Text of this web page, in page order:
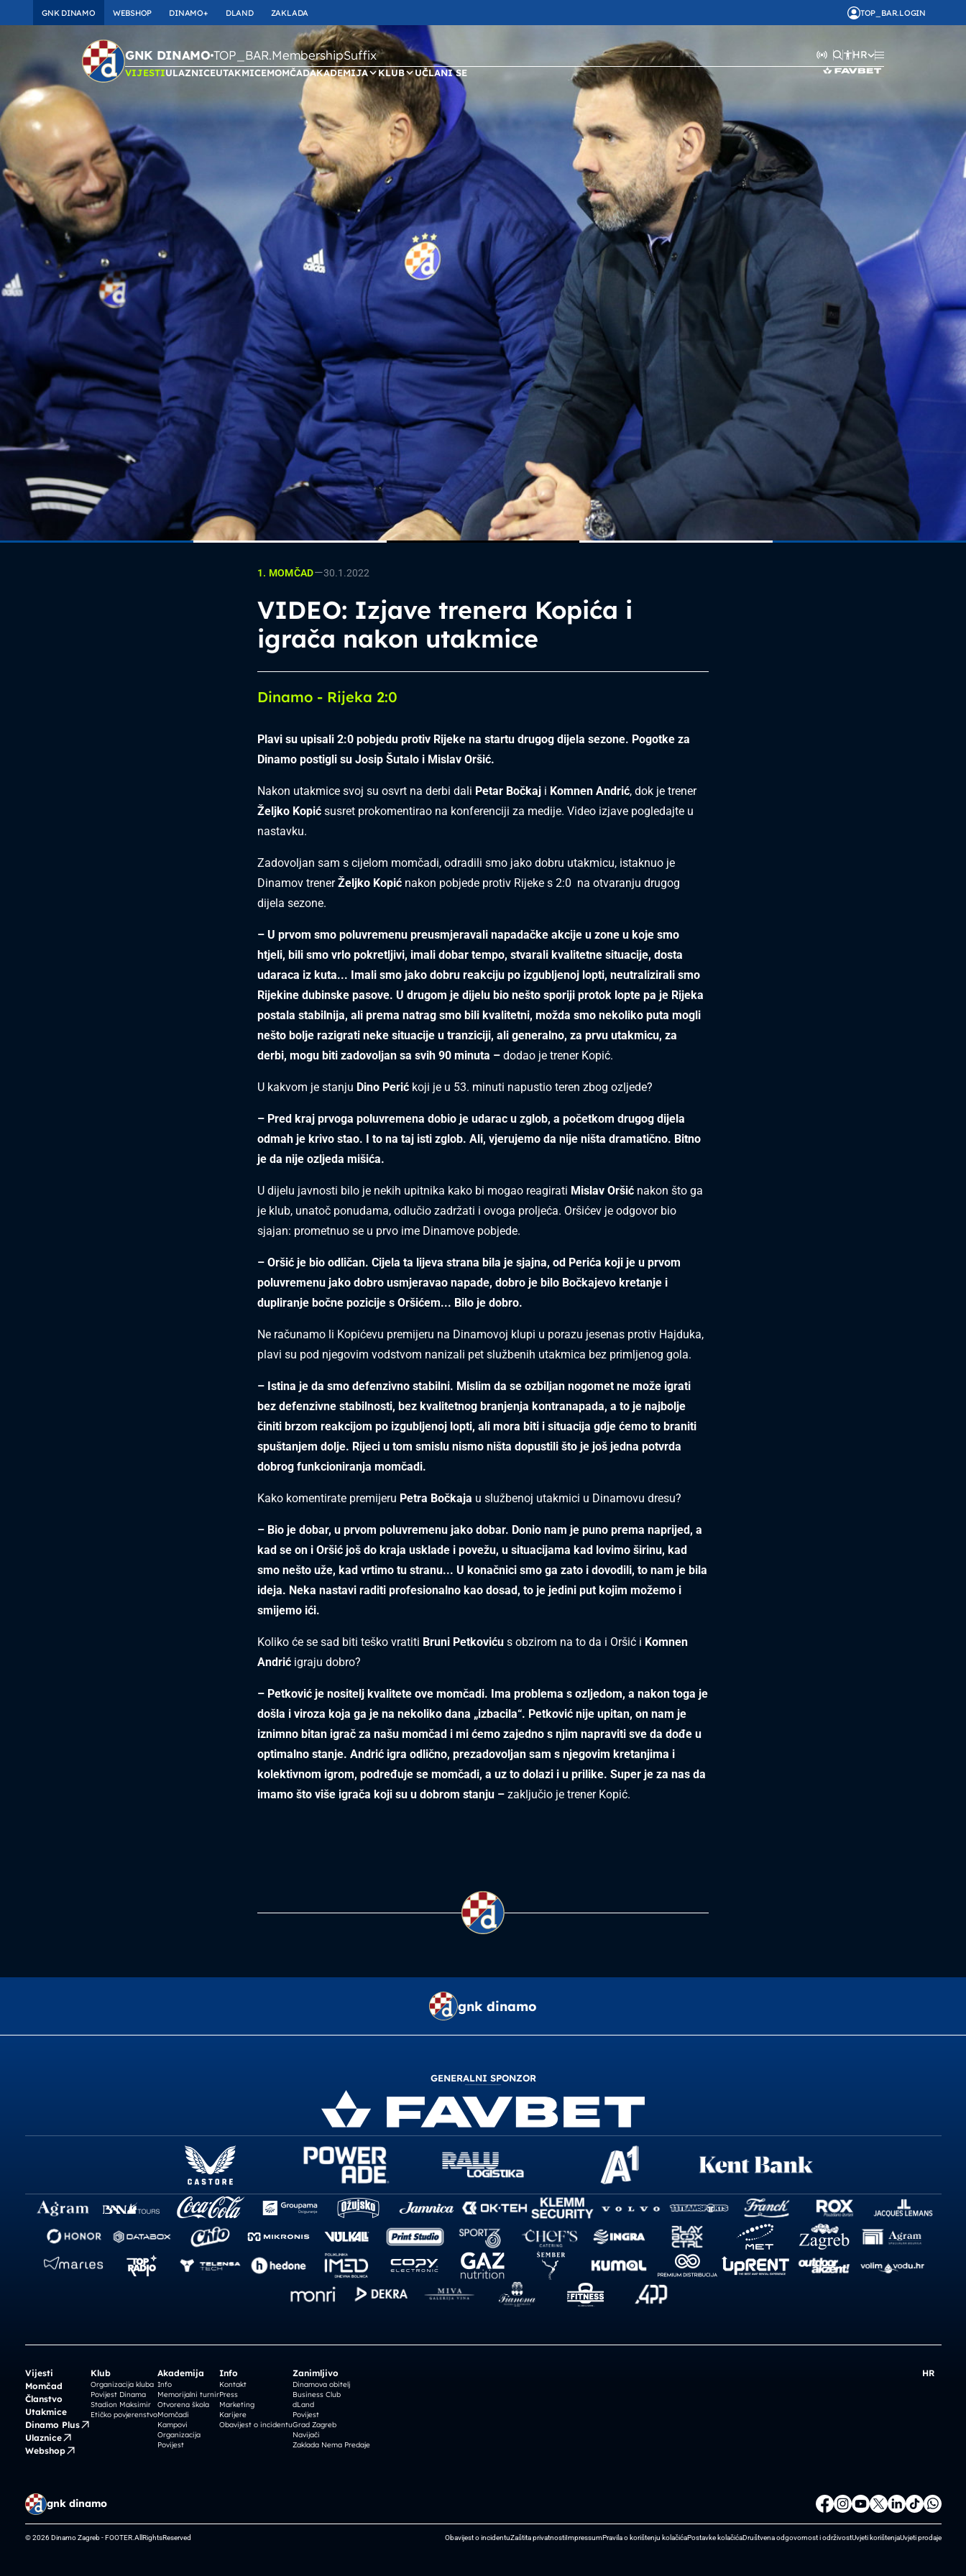
GNK DINAMO WEBSHOP DINAMO+ DLAND ZAKLADA TOP_BAR.LOGIN
GNK DINAMO TOP_BAR.MembershipSuffix HR
VIJESTIULAZNICEUTAKMICEMOMČADAKADEMIJA KLUB UČLANI SE
1. MOMČAD—30.1.2022
VIDEO: Izjave trenera Kopića i
igrača nakon utakmice
Dinamo - Rijeka 2:0
Plavi su upisali 2:0 pobjedu protiv Rijeke na startu drugog dijela sezone. Pogotke za
Dinamo postigli su Josip Šutalo i Mislav Oršić.
Nakon utakmice svoj su osvrt na derbi dali Petar Bočkaj i Komnen Andrić, dok je trener
Željko Kopić susret prokomentirao na konferenciji za medije. Video izjave pogledajte u
nastavku.
Zadovoljan sam s cijelom momčadi, odradili smo jako dobru utakmicu, istaknuo je
Dinamov trenerŽeljko Kopić nakon pobjede protiv Rijeke s 2:0 na otvaranju drugog
dijela sezone.
– U prvom smo poluvremenu preusmjeravali napadačke akcije u zone u koje smo
htjeli, bili smo vrlo pokretljivi, imali dobar tempo, stvarali kvalitetne situacije, dosta
udaraca iz kuta... Imali smo jako dobru reakciju po izgubljenoj lopti, neutralizirali smo
Rijekine dubinske pasove. U drugom je dijelu bio nešto sporiji protok lopte pa je Rijeka
postala stabilnija, ali prema natrag smo bili kvalitetni, možda smo nekoliko puta mogli
nešto bolje razigrati neke situacije u tranziciji, ali generalno, za prvu utakmicu, za
derbi, mogu biti zadovoljan sa svih 90 minuta – dodao je trener Kopić.
U kakvom je stanju Dino Perić koji je u 53. minuti napustio teren zbog ozljede?
– Pred kraj prvoga poluvremena dobio je udarac u zglob, a početkom drugog dijela
odmah je krivo stao. I to na taj isti zglob. Ali, vjerujemo da nije ništa dramatično. Bitno
je da nije ozljeda mišića.
U dijelu javnosti bilo je nekih upitnika kako bi mogao reagirati Mislav Oršić nakon što ga
je klub, unatoč ponudama, odlučio zadržati i ovoga proljeća. Oršićev je odgovor bio
sjajan: prometnuo se u prvo ime Dinamove pobjede.
– Oršić je bio odličan. Cijela ta lijeva strana bila je sjajna, od Perića koji je u prvom
poluvremenu jako dobro usmjeravao napade, dobro je bilo Bočkajevo kretanje i
dupliranje bočne pozicije s Oršićem... Bilo je dobro.
Ne računamo li Kopićevu premijeru na Dinamovoj klupi u porazu jesenas protiv Hajduka,
plavi su pod njegovim vodstvom nanizali pet službenih utakmica bez primljenog gola.
– Istina je da smo defenzivno stabilni. Mislim da se ozbiljan nogomet ne može igrati
bez defenzivne stabilnosti, bez kvalitetnog branjenja kontranapada, a to je najbolje
činiti brzom reakcijom po izgubljenoj lopti, ali mora biti i situacija gdje ćemo to braniti
spuštanjem dolje. Rijeci u tom smislu nismo ništa dopustili što je još jedna potvrda
dobrog funkcioniranja momčadi.
Kako komentirate premijeru Petra Bočkaja u službenoj utakmici u Dinamovu dresu?
– Bio je dobar, u prvom poluvremenu jako dobar. Donio nam je puno prema naprijed, a
kad se on i Oršić još do kraja usklade i povežu, u situacijama kad lovimo širinu, kad
smo nešto uže, kad vrtimo tu stranu... U konačnici smo ga zato i dovodili, to nam je bila
ideja. Neka nastavi raditi profesionalno kao dosad, to je jedini put kojim možemo i
smijemo ići.
Koliko će se sad biti teško vratiti Bruni Petkoviću s obzirom na to da i Oršić i Komnen
Andrić igraju dobro?
– Petković je nositelj kvalitete ove momčadi. Ima problema s ozljedom, a nakon toga je
došla i viroza koja ga je na nekoliko dana „izbacila“. Petković nije upitan, on nam je
iznimno bitan igrač za našu momčad i mi ćemo zajedno s njim napraviti sve da dođe u
optimalno stanje. Andrić igra odlično, prezadovoljan sam s njegovim kretanjima i
kolektivnom igrom, podređuje se momčadi, a uz to dolazi i u prilike. Super je za nas da
imamo što više igrača koji su u dobrom stanju – zaključio je trener Kopić.
gnk dinamo
GENERALNI SPONZOR
Vijesti
Momčad
Članstvo
Utakmice
Dinamo Plus
Ulaznice
Webshop
Klub
Organizacija kluba
Povijest Dinama
Stadion Maksimir
Etičko povjerenstvo
Akademija
Info
Memorijalni turnir
Otvorena škola
Momčadi
Kampovi
Organizacija
Povijest
Info
Kontakt
Press
Marketing
Karijere
Obavijest o incidentu
Zanimljivo
Dinamova obitelj
Business Club
dLand
Povijest
Grad Zagreb
Navijači
Zaklada Nema Predaje
HR
gnk dinamo
© 2026 Dinamo Zagreb - FOOTER.AllRightsReserved Obavijest o incidentuZaštita privatnostiImpressumPravila o korištenju kolačićaPostavke kolačićaDruštvena odgovornost i održivostUvjeti korištenjaUvjeti prodaje